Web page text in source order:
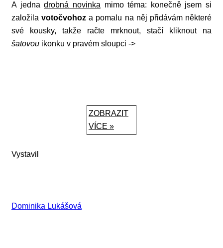
A jednadrobná novinka mimo téma: konečně jsem si
založilavotočvohoz a pomalu na něj přidávám některé
své kousky, takže račte mrknout, stačí kliknout na
šatovou ikonku v pravém sloupci ->
ZOBRAZIT
VÍCE »
Vystavil
Dominika Lukášová